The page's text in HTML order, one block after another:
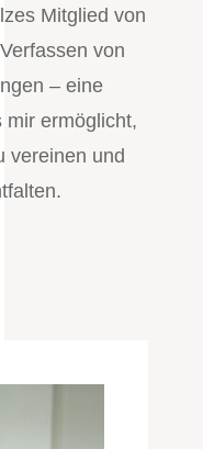
Mitglied von
von
– eine
mir ermöglicht,
vereinen und